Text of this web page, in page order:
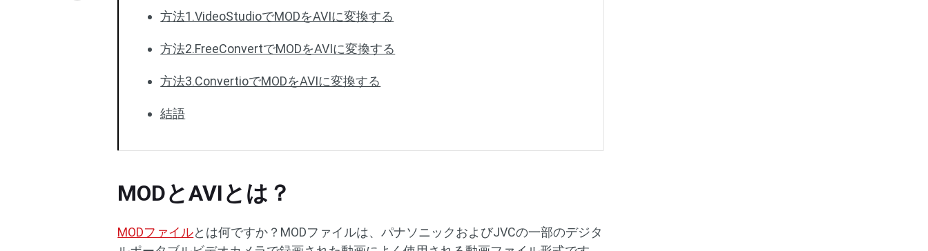
方法1.VideoStudioでMODをAVIに変換する
方法2.FreeConvertでMODをAVIに変換する
方法3.ConvertioでMODをAVIに変換する
結語
MODとAVIとは？
MODファイルとは何ですか？MODファイルは、パナソニックおよびJVCの一部のデジタ